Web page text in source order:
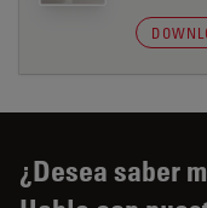
¿Desea saber